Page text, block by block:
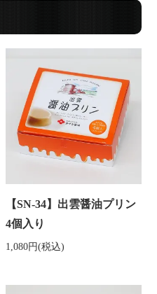
【SN-34】出雲醤油プリン
4個入り
1,080円(税込)